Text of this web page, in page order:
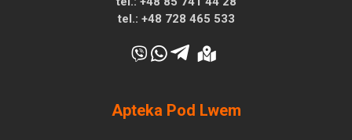
tel.: +48 728 465 533
Apteka Pod Lwem